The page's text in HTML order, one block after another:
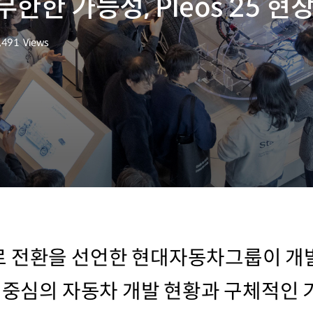
한한 가능성, Pleos 25 현
Views
전환을 선언한 현대자동차그룹이 개
심의 자동차 개발 현황과 구체적인